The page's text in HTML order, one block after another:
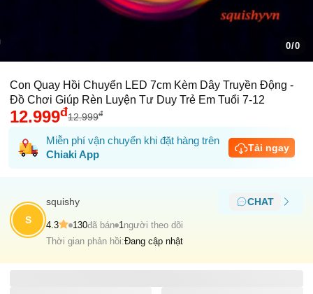
0/0
Con Quay Hồi Chuyển LED 7cm Kèm Dây Truyền Động -
Đồ Chơi Giúp Rèn Luyện Tư Duy Trẻ Em Tuổi 7-12
12.999đ12.999đ
Miễn phí vận chuyển khi đặt hàng trên
Chiaki App
Tải ngay
S
squishy CHAT
4.3 130đã bán 1 người theo dõi
Thời gian phản hồi:Đang cập nhật